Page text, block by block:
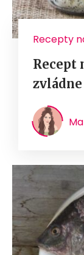
Recepty
Recept